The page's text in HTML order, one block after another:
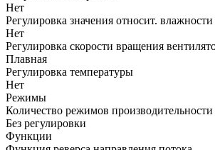
Нет
Регулировка значения относит. влажности
Нет
Регулировка скорости вращения
Плавная
Регулировка температуры
Нет
Режимы
Количество режимов производительности
Без регулировки
Функции